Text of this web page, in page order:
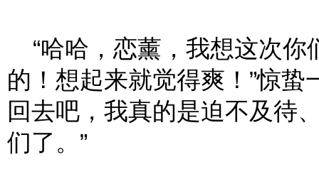
“哈哈，恋薰，我想这次你
的！想起来就觉得爽！”惊
回去吧，我真的是迫不及待
们了。”